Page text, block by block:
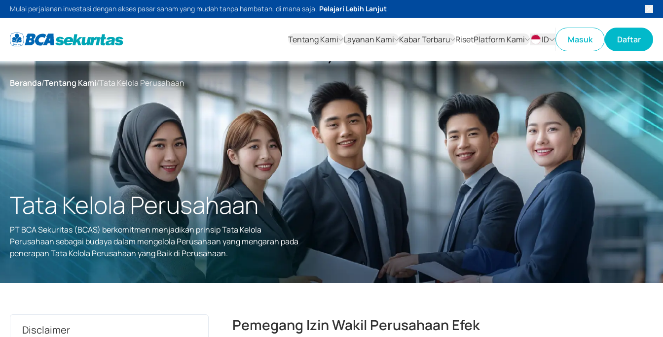
Mulai perjalanan investasi dengan akses pasar saham yang mudah tanpa hambatan, di mana saja. Pelajari Lebih Lanjut
Tentang Kami Layanan Kami Kabar Terbaru RisetPlatform Kami
ID
Masuk Daftar
Beranda/Tentang Kami/Tata Kelola Perusahaan
Tata Kelola Perusahaan
PT BCA Sekuritas (BCAS) berkomitmen menjadikan prinsip Tata Kelola
Perusahaan sebagai budaya dalam mengelola Perusahaan yang mengarah pada
penerapan Tata Kelola Perusahaan yang Baik di Perusahaan.
Disclaimer Pemegang Izin Wakil Perusahaan Efek